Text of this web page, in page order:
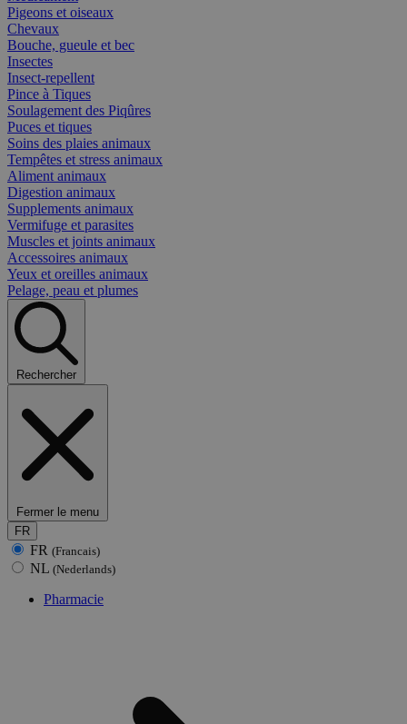
Pigeons et oiseaux
Chevaux
Bouche, gueule et bec
Insectes
Insect-repellent
Pince à Tiques
Soulagement des Piqûres
Puces et tiques
Soins des plaies animaux
Tempêtes et stress animaux
Aliment animaux
Digestion animaux
Supplements animaux
Vermifuge et parasites
Muscles et joints animaux
Accessoires animaux
Yeux et oreilles animaux
Pelage, peau et plumes
Rechercher
Fermer le menu
FR
FR (Francais)
NL (Nederlands)
Pharmacie